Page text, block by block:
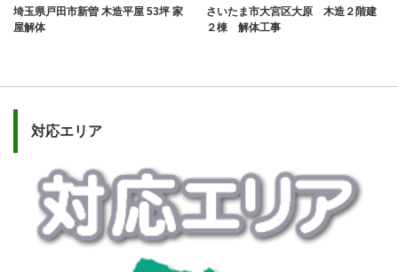
埼玉県戸田市新曽 木造平屋 53坪 家
屋解体
さいたま市大宮区大原 木造２階建
２棟 解体工事
対応エリア